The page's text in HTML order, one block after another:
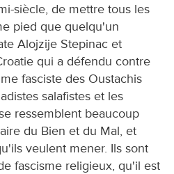
siècle, de mettre tous les
pied que quelqu'un
Alojzije Stepinac et
qui a défendu contre
fasciste des Oustachis
salafistes et les
ressemblent beaucoup
du Bien et du Mal, et
veulent mener. Ils sont
fascisme religieux, qu'il est